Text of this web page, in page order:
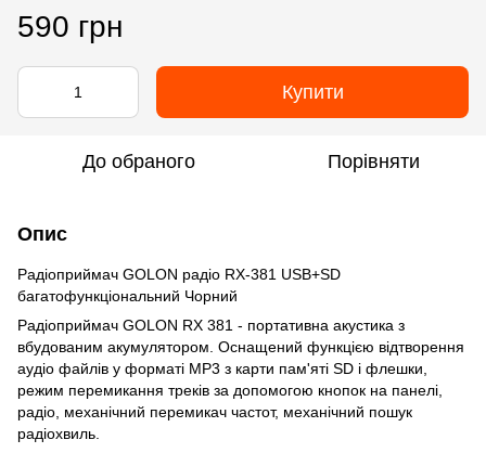
590 грн
Купити
До обраного Порівняти
Опис
Радіоприймач GOLON радіо RX-381 USB+SD
багатофункціональний Чорний
Радіоприймач GOLON RX 381 - портативна акустика з
вбудованим акумулятором. Оснащений функцією відтворення
аудіо файлів у форматі MP3 з карти пам'яті SD і флешки,
режим перемикання треків за допомогою кнопок на панелі,
радіо, механічний перемикач частот, механічний пошук
радіохвиль.